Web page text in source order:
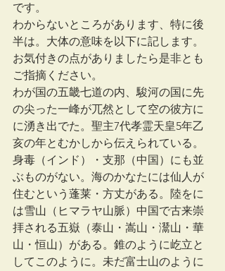
です。
わからないところがあります、特に後
半は。大体の意味を以下に記します。
お気付きの点がありましたら是非とも
ご指摘ください。
わが国の五畿七道の内、駿河の国に先
の尖った一峰が兀然として空の彼方に
に湧き出でた。聖主7代孝霊天皇5年乙
亥の年とむかしから伝えられている。
身毒（インド）・支那（中国）にも並
ぶものがない。海のかなたには仙人が
住むという蓬莱・方丈がある。陸をに
は雪山（ヒマラヤ山脈）中国で古来崇
拝される五嶽（泰山・嵩山・灊山・華
山・恒山）がある。錐のように屹立と
してこのように。未だ富士山のように